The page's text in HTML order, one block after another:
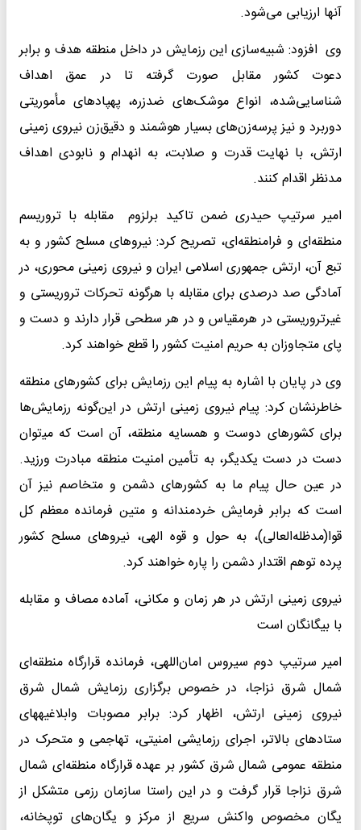
آن‍ها ارزیابی می‌شود.
وی افزود: شبیه‌سازی این رزمایش در داخل منطقه هدف و برابر
دعوت کشور مقابل صورت گرفته تا در عمق اهداف
شناسایی‌شده، انواع موشک‌های ضدزره، پهپادهای مأموریتی
دوربرد و نیز پرسه‌زن‌های بسیار هوشمند و دقیق‌زن نیروی زمینی
ارتش، با نهایت قدرت و صلابت، به انهدام و نابودی اهداف
مدنظر اقدام کنند.
امیر سرتیپ حیدری ضمن تاکید برلزوم مقابله با تروریسم
منطقه‌ای و فرامنطقه‌ای، تصریح کرد: نیروهای مسلح کشور و به
تبع آن، ارتش جمهوری اسلامی ایران و نیروی زمینی محوری، در
آمادگی صد درصدی برای مقابله با هرگونه تحرکات تروریستی و
غیرتروریستی در هرمقیاس و در هر سطحی قرار دارند و دست و
پای متجاوزان به حریم امنیت کشور را قطع خواهند کرد.
وی در پایان با اشاره به پیام این رزمایش برای کشورهای منطقه
خاطرنشان کرد: پیام نیروی زمینی ارتش در این‌گونه رزمایش‌ها
برای کشورهای دوست و همسایه منطقه، آن است که می‍‌توان
دست در دست یکدیگر، به تأمین امنیت منطقه مبادرت ورزید.
در عین حال پیام ما به کشورهای دشمن و متخاصم نیز آن
است که برابر فرمایش خردمندانه و متین فرمانده معظم کل
قوا(مدظله‌العالی)، به حول و قوه الهی، نیروهای مسلح کشور
پرده توهم اقتدار دشمن را پاره خواهند کرد.
نیروی زمینی ارتش در هر زمان و مکانی، آماده مصاف و مقابله
با بیگانگان است
امیر سرتیپ دوم سیروس امان‌اللهی، فرمانده قرارگاه منطقه‌ای
شمال ‌شرق نزاجا، در خصوص برگزاری رزمایش شمال شرق
نیروی زمینی ارتش، اظهار کرد: برابر مصوبات وابلاغیه‍های
ستادهای بالاتر، اجرای رزمایشی امنیتی، تهاجمی و متحرک در
منطقه عمومی شمال شرق کشور بر عهده قرارگاه منطقه‌ای شمال
‌شرق نزاجا قرار گرفت و در این راستا سازمان رزمی متشکل از
یگان مخصوص واکنش سریع از مرکز و یگان‌های توپخانه،